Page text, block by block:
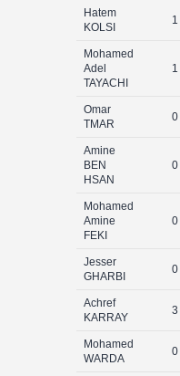
Hatem
KOLSI
1
Mohamed
Adel
TAYACHI
1
Omar
TMAR
0
Amine
BEN
HSAN
0
Mohamed
Amine
FEKI
0
Jesser
GHARBI
0
Achref
KARRAY
3
Mohamed
WARDA
0